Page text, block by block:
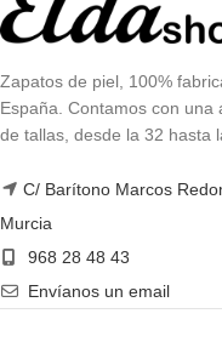
Zapatos de piel, 100%
España. Contamos con una
de tallas, desde la 32 hasta
C/ Barítono Marcos
Murcia
968 28 48 43
Envíanos un email